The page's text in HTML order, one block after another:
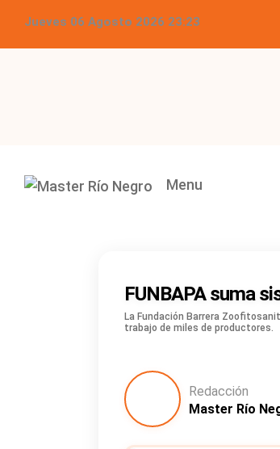
Jueves 06 Agosto 2026 23:23
Menu
FUNBAPA suma
La Fundación Barrera
trabajo de miles de productores.
Redacción
Master Río